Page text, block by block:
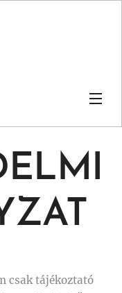
csak tájékoztató